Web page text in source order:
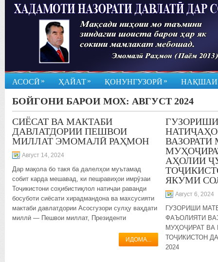
АСОСӢ » ҲАЙАТ» ҚОНУНГУЗОРӢ »
БОЙГОНИ БАРОИ МОХ: АВГУСТ 2024
СИЁСАТ ВА МАКТАБИ
ДАВЛАТДОРИИ ПЕШВОИ
МИЛЛАТ ЭМОМАЛӢ РАҲМОН
Август 14, 2024
Дар мақола бо такя ба далелҳои муътамад
собит карда мешавад, ки пешравиҳои имрӯзаи
Тоҷикистони соҳибистиқлол натиҷаи раванди
босуботи сиёсати хирадмандона ва махсусияти
мактаби давлатдории Асосгузори сулҳу ваҳдати
миллӣ — Пешвои миллат, Президенти
ИДОМА...
ВАЗОРАТИ
АҲОЛИИ
ЯКУМИ
Август 6, 2024
ГУЗОРИШИ
ФАЪОЛИЯТИ
МУҲОҶИРАТ
ТОҶИКИСТОН
2024